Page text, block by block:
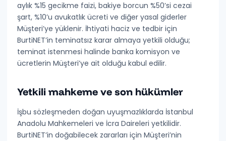
aylık %15 gecikme faizi, bakiye borcun%50’si cezai
şart,%10’u avukatlık ücreti ve diğer yasal giderler
Müşteri’ye yüklenir. İhtiyati haciz ve tedbir için
BurtiNET’in teminatsız karar almaya yetkili olduğu;
teminat istenmesi halinde banka komisyon ve
ücretlerin Müşteri’ye ait olduğu kabul edilir.
Yetkili mahkeme ve son hükümler
İşbu sözleşmeden doğan uyuşmazlıklarda İstanbul
Anadolu Mahkemeleri ve İcra Daireleri yetkilidir.
BurtiNET’in doğabilecek zararları için Müşteri’nin